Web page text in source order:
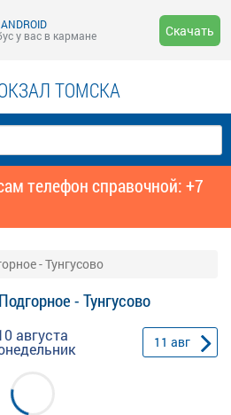
у вас в кармане
Скачать
ТОМСКА
телефон справочной: +7
- Тунгусово
- Тунгусово
августа 11 авг